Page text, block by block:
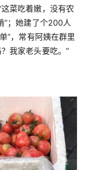
菜吃着嫩，没有农
”；她建了个200人
”，常有阿姨在群里
我家老头要吃。”